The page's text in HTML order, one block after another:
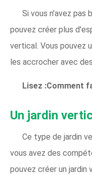
Si vous n'avez pas
pouvez créer plus
vertical. Vous pouvez
les accrocher avec
Lisez :Comment
Un jardin
Ce type de jardin
vous avez des
pouvez créer un jardin